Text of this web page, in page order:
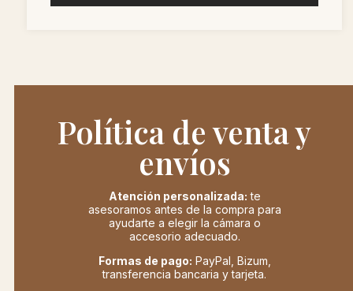
Política de venta y
envíos
Atención personalizada: te
asesoramos antes de la compra para
ayudarte a elegir la cámara o
accesorio adecuado.
Formas de pago: PayPal, Bizum,
transferencia bancaria y tarjeta.